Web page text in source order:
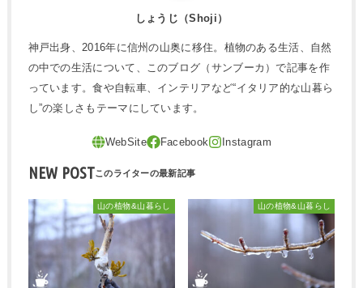
しょうじ（Shoji）
神戸出身、2016年に信州の山奥に移住。植物のある生活、自然
の中での生活について、このブログ（サンブーカ）で記事を作
っています。食や自転車、インテリアなど“イタリア的な山暮ら
し”の楽しさもテーマにしています。
NEW POST
山の植物&山暮らし 山の植物&山暮らし